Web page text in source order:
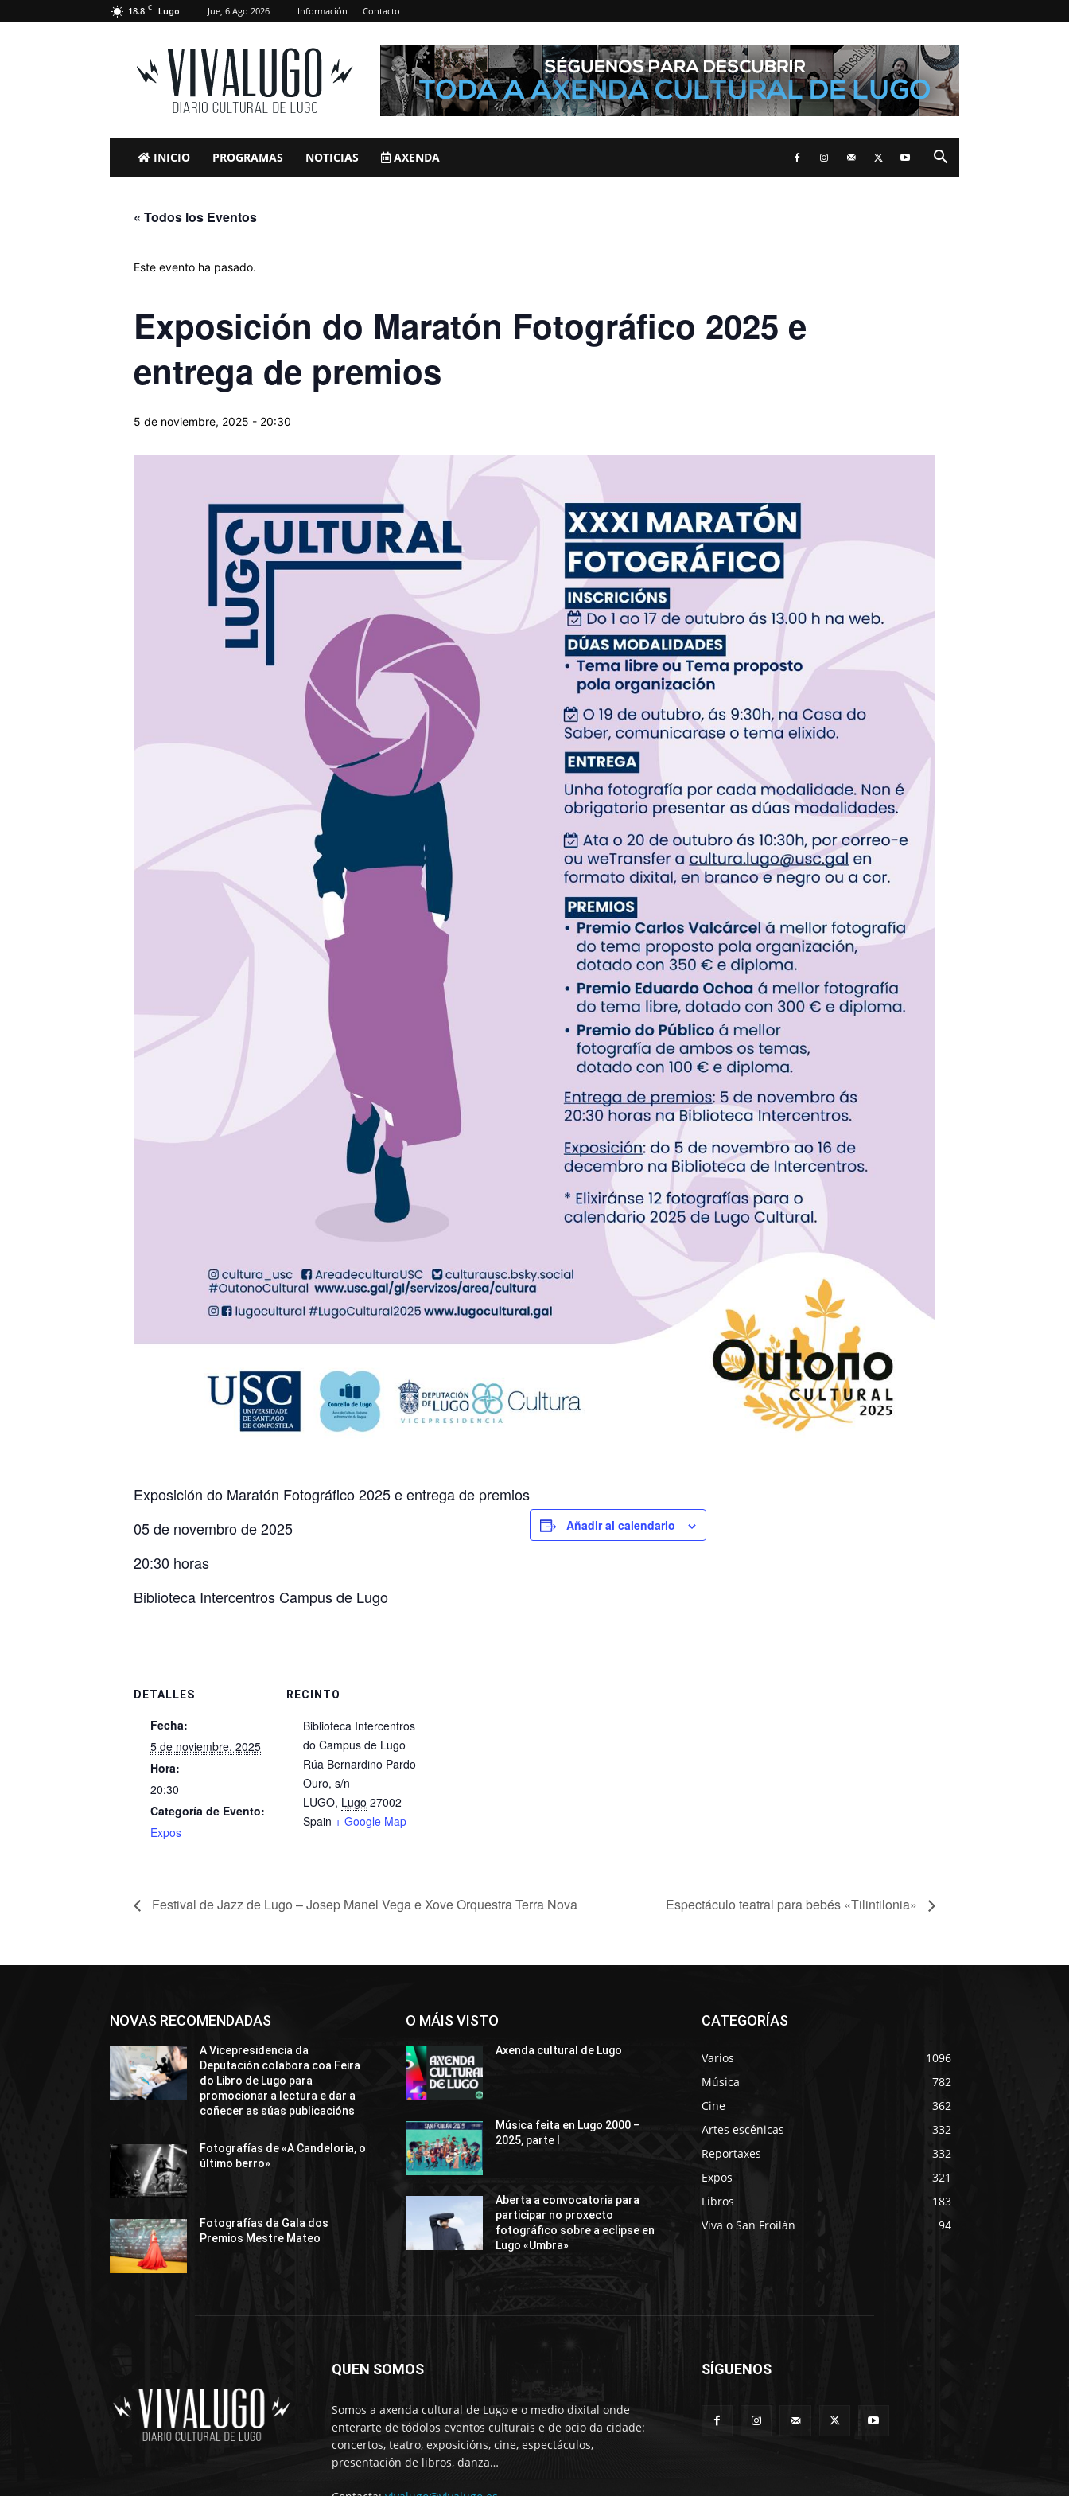
18.8 C Lugo Jue, 6 Ago 2026 Información Contacto
VivaLugo
INICIO PROGRAMAS NOTICIAS AXENDA
« Todos los Eventos
Este evento ha pasado.
Exposición do Maratón Fotográfico 2025 e
entrega de premios
5 de noviembre, 2025 - 20:30
Exposición do Maratón Fotográfico 2025 e entrega de premios
05 de novembro de 2025
20:30 horas
Biblioteca Intercentros Campus de Lugo
Añadir al calendario
DETALLES
Fecha:
5 de noviembre, 2025
Hora:
20:30
Categoría de Evento:
Expos
RECINTO
Biblioteca Intercentros
do Campus de Lugo
Rúa Bernardino Pardo
Ouro, s/n
LUGO, Lugo 27002
Spain + Google Map
Festival de Jazz de Lugo – Josep Manel Vega e Xove Orquestra Terra Nova Espectáculo teatral para bebés «Tilintilonia»
NOVAS RECOMENDADAS
A Vicepresidencia da
Deputación colabora coa Feira
do Libro de Lugo para
promocionar a lectura e dar a
coñecer as súas publicacións
Fotografías de «A Candeloria, o
último berro»
Fotografías da Gala dos
Premios Mestre Mateo
O MÁIS VISTO
Axenda cultural de Lugo
Música feita en Lugo 2000 –
2025, parte I
Aberta a convocatoria para
participar no proxecto
fotográfico sobre a eclipse en
Lugo «Umbra»
CATEGORÍAS
Varios
1096
Música
782
Cine
362
Artes escénicas
332
Reportaxes
332
Expos
321
Libros
183
Viva o San Froilán
94
QUEN SOMOS
Somos a axenda cultural de Lugo e o medio dixital onde
enterarte de tódolos eventos culturais e de ocio da cidade:
concertos, teatro, exposicións, cine, espectáculos,
presentación de libros, danza…
SÍGUENOS